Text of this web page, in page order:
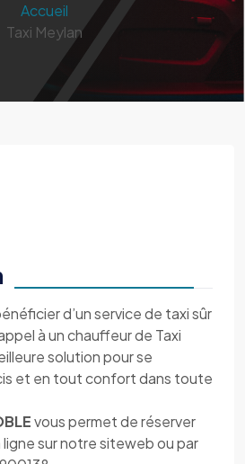
Accueil
Taxi Meylan
d’un service de taxi sûr
à un chauffeur de Taxi
solution pour se
et en tout confort dans toute
vous permet de réserver
ligne sur notre siteweb ou par